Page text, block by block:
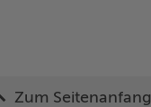
Zum Seitenanfang